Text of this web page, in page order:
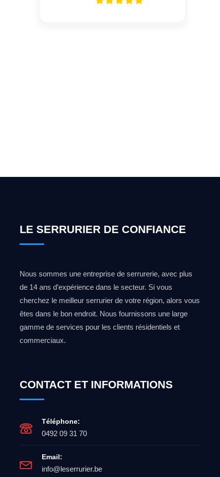
LE SERRURIER DE CONFIANCE
Nous sommes une entreprise de serrurerie, avec plus
de 14 ans d’expérience dans le secteur. Si vous
cherchez le meilleur serrurier de votre région, alors vous
êtes dans le bon endroit. Nous fournissons une large
gamme de services pour les clients résidentiels et
commerciaux.
CONTACT ET INFORMATIONS
Téléphone:
0492 09 31 70
Email:
info@leserrurier.be